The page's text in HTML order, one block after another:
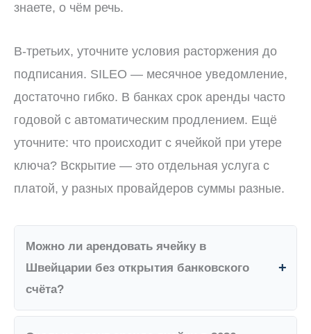
знаете, о чём речь.
В-третьих, уточните условия расторжения до
подписания. SILEO — месячное уведомление,
достаточно гибко. В банках срок аренды часто
годовой с автоматическим продлением. Ещё
уточните: что происходит с ячейкой при утере
ключа? Вскрытие — это отдельная услуга с
платой, у разных провайдеров суммы разные.
Можно ли арендовать ячейку в
Швейцарии без открытия банковского
счёта?